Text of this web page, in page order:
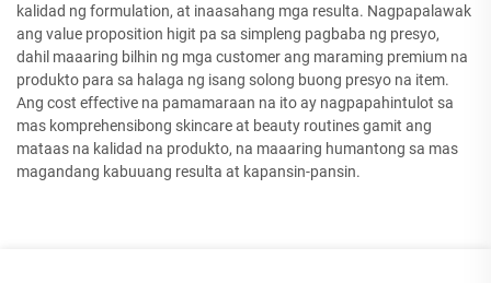
kalidad ng formulation, at inaasahang mga resulta. Nagpapalawak
ang value proposition higit pa sa simpleng pagbaba ng presyo,
dahil maaaring bilhin ng mga customer ang maraming premium na
produkto para sa halaga ng isang solong buong presyo na item.
Ang cost effective na pamamaraan na ito ay nagpapahintulot sa
mas komprehensibong skincare at beauty routines gamit ang
mataas na kalidad na produkto, na maaaring humantong sa mas
magandang kabuuang resulta at kapansin-pansin.